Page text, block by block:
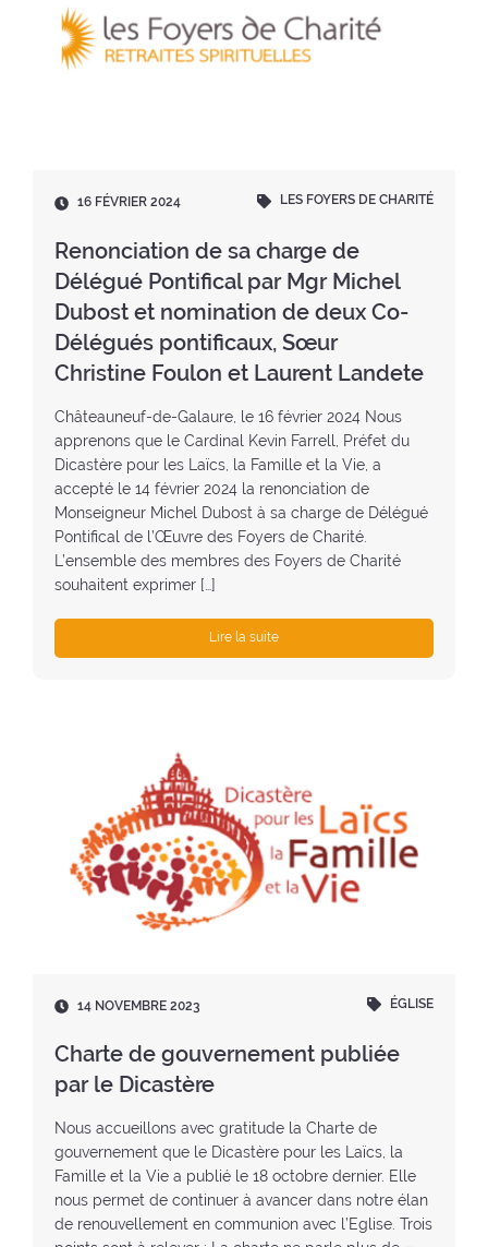
D
t
:
16 FÉVRIER 2024 LES FOYERS DE CHARITÉ
Renonciation de sa charge de
Délégué Pontifical par Mgr Michel
Dubost et nomination de deux Co-
Délégués pontificaux, Sœur
Christine Foulon et Laurent Landete
Châteauneuf-de-Galaure, le 16 février 2024 Nous
apprenons que le Cardinal Kevin Farrell, Préfet du
Dicastère pour les Laïcs, la Famille et la Vie, a
accepté le 14 février 2024 la renonciation de
Monseigneur Michel Dubost à sa charge de Délégué
Pontifical de l’Œuvre des Foyers de Charité.
L’ensemble des membres des Foyers de Charité
souhaitent exprimer […]
Lire la suite
D
t
:
14 NOVEMBRE 2023 ÉGLISE
Charte de gouvernement publiée
par le Dicastère
Nous accueillons avec gratitude la Charte de
gouvernement que le Dicastère pour les Laïcs, la
Famille et la Vie a publié le 18 octobre dernier. Elle
nous permet de continuer à avancer dans notre élan
de renouvellement en communion avec l’Eglise. Trois